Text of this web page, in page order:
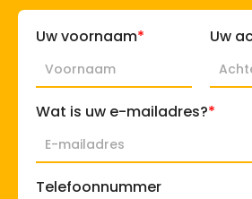
Uw voornaam* Uw
Wat is uw e-mailadres?*
Telefoonnummer